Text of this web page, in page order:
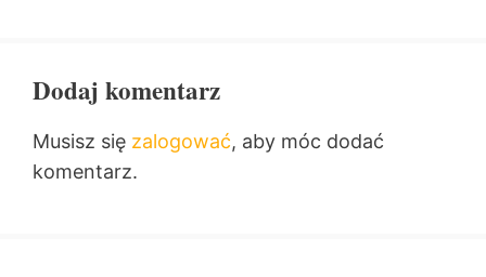
Dodaj komentarz
Musisz się zalogować, aby móc dodać
komentarz.